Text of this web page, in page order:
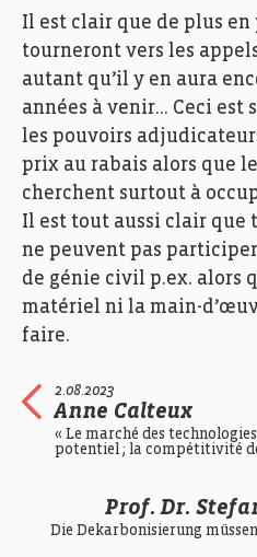
Il est clair que de plus en
tourneront vers les
autant qu’il y en aura
années à venir… Ceci
les pouvoirs
prix au rabais alors que
cherchent surtout à
Il est tout aussi clair que
ne peuvent pas
de génie civil p.ex. alors
matériel ni la main-
faire.
2.08.2023
Anne Calteux
« Le marché des
potentiel ; la compétitivité de
Prof. Dr.
Die Dekarbonisierung